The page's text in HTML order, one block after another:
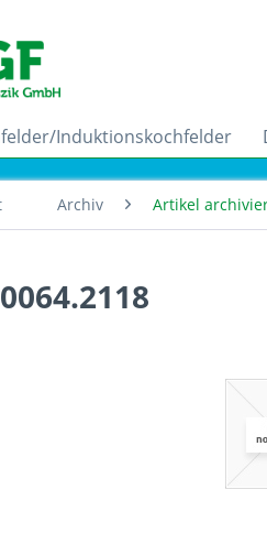
Induktionskochfelder
Archiv Artikel